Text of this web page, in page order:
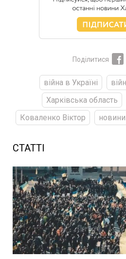
Поділитися
війна в Україні
Харківська область
Коваленко Віктор
СТАТТІ